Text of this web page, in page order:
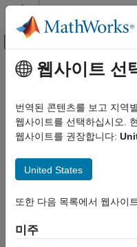
콘텐츠로 바로 가기
오프캔버스 탐
문서 홈
데이터 가져오기와 분석
대용량 파일과 빅데이터
MATLAB
대용량 파일과 빅데이터
주요 콘텐츠
datastore
대규모의 데이터 모음을
구문
ds =
설명
웹사이트 선
번역된 콘텐츠를 보고 지역
웹사이트를 선택하십시오.
웹사이트를 권장합니다:
United States
또한 다음 목록에서 웹사이
미주